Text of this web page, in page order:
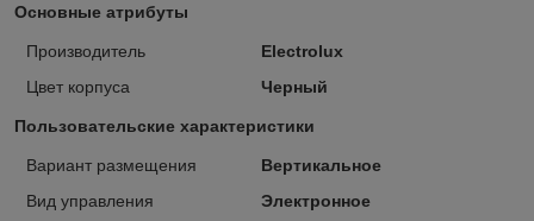
Основные атрибуты
Производитель
Electrolux
Цвет корпуса
Черный
Пользовательские характеристики
Вариант размещения
Вертикальное
Вид управления
Электронное